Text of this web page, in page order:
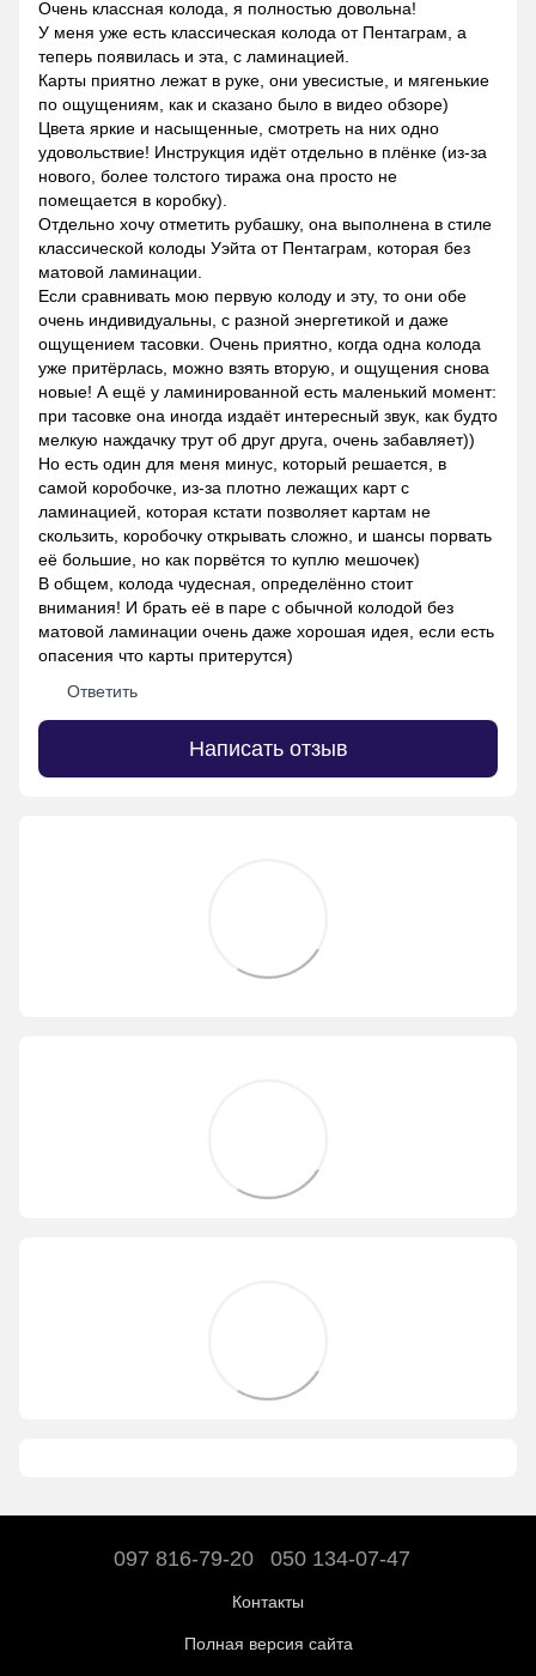
Очень классная колода, я полностью довольна!
У меня уже есть классическая колода от Пентаграм, а
теперь появилась и эта, с ламинацией.
Карты приятно лежат в руке, они увесистые, и мягенькие
по ощущениям, как и сказано было в видео обзоре)
Цвета яркие и насыщенные, смотреть на них одно
удовольствие! Инструкция идёт отдельно в плёнке (из-за
нового, более толстого тиража она просто не
помещается в коробку).
Отдельно хочу отметить рубашку, она выполнена в стиле
классической колоды Уэйта от Пентаграм, которая без
матовой ламинации.
Если сравнивать мою первую колоду и эту, то они обе
очень индивидуальны, с разной энергетикой и даже
ощущением тасовки. Очень приятно, когда одна колода
уже притёрлась, можно взять вторую, и ощущения снова
новые! А ещё у ламинированной есть маленький момент:
при тасовке она иногда издаёт интересный звук, как будто
мелкую наждачку трут об друг друга, очень забавляет))
Но есть один для меня минус, который решается, в
самой коробочке, из-за плотно лежащих карт с
ламинацией, которая кстати позволяет картам не
скользить, коробочку открывать сложно, и шансы порвать
её большие, но как порвётся то куплю мешочек)
В общем, колода чудесная, определённо стоит
внимания! И брать её в паре с обычной колодой без
матовой ламинации очень даже хорошая идея, если есть
опасения что карты притерутся)
Ответить
Написать отзыв
097 816-79-20 050 134-07-47
Контакты
Полная версия сайта